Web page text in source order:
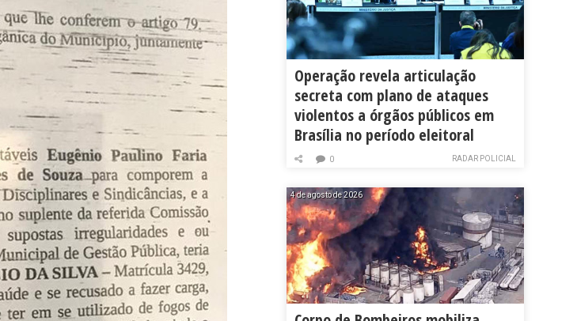
Operação revela articulação
secreta com plano de ataques
violentos a órgãos públicos em
Brasília no período eleitoral
RADAR POLICIAL
0
4 de agosto de 2026